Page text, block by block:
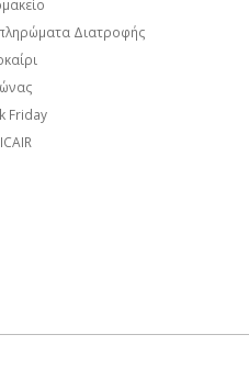
Διατροφής
Friday